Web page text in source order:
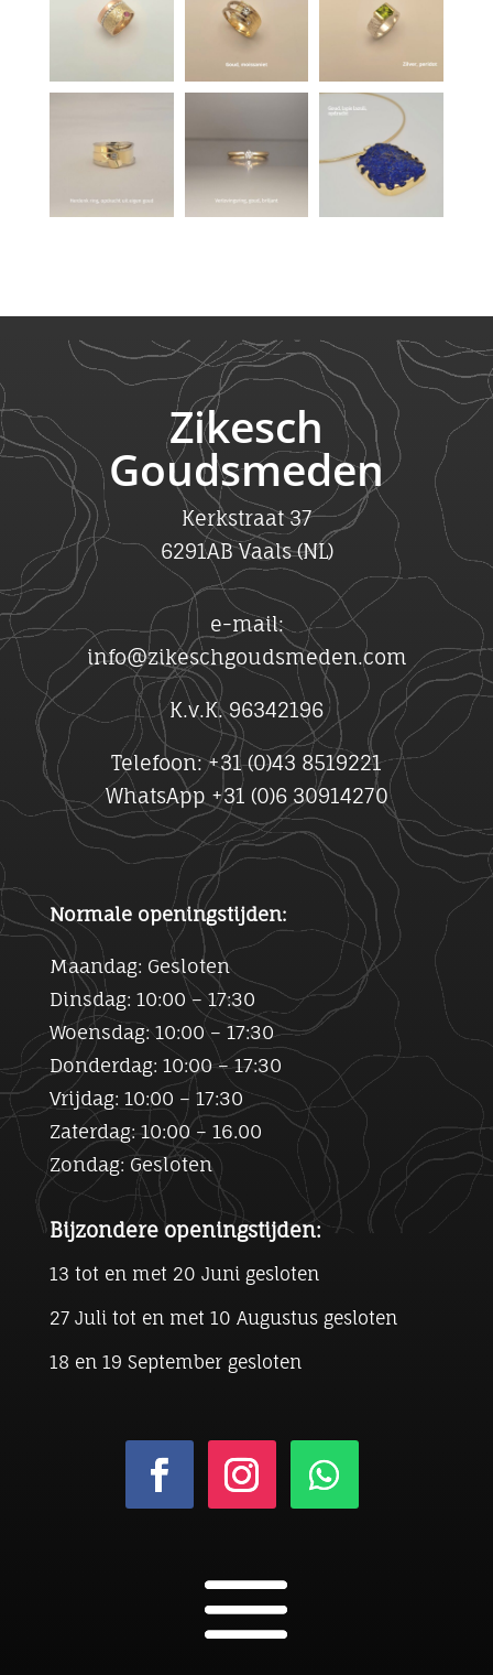
Zikesch
Goudsmeden
Kerkstraat 37
6291AB Vaals (NL)
e-mail:
info@zikeschgoudsmeden.com
K.v.K. 96342196
Telefoon: +31 (0)43 8519221
WhatsApp +31 (0)6 30914270
Normale openingstijden:
Maandag: Gesloten
Dinsdag: 10:00 – 17:30
Woensdag: 10:00 – 17:30
Donderdag: 10:00 – 17:30
Vrijdag: 10:00 – 17:30
Zaterdag: 10:00 – 16.00
Zondag: Gesloten
Bijzondere openingstijden:
13 tot en met 20 Juni gesloten
27 Juli tot en met 10 Augustus gesloten
18 en 19 September gesloten